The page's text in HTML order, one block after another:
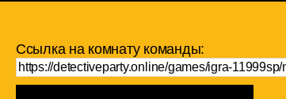
Ссылка на комнату команды: